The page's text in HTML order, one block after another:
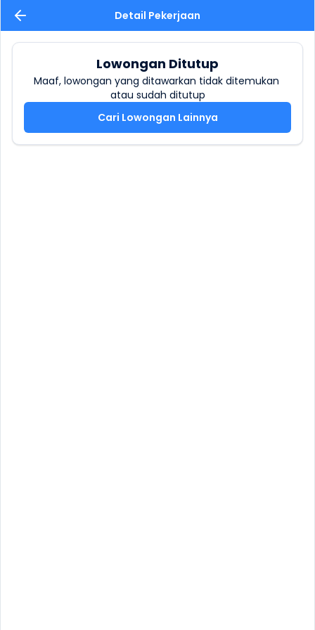
Detail Pekerjaan
Lowongan Ditutup
Maaf, lowongan yang ditawarkan tidak ditemukan
atau sudah ditutup
Cari Lowongan Lainnya